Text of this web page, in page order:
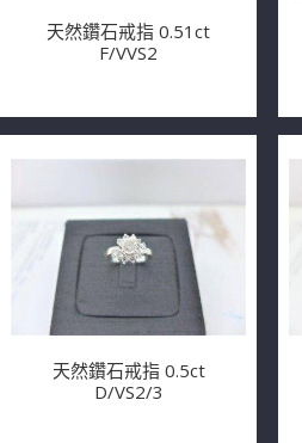
天然鑽石戒指 0.51ct
F/VVS2
天然鑽石戒指 0.5ct
D/VS2/3